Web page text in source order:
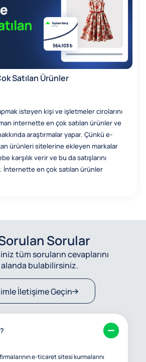
Satılan Ürünler
isteyen kişi ve işletmeler cirolarını
internette en çok satılan ürünler ve
araştırmalar yapar. Çünkü e-
ürünleri sitelerine ekleyen markalar
karşılık verir ve bu da satışlarını
İnternette en çok satılan ürünler
Sorular
tüm soruların cevaplarını
bulabilirsiniz.
İletişime Geçin
e-ticaret sitesi kurmalarını